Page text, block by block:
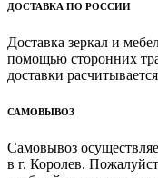
ДОСТАВКА ПО РОССИИ
Доставка зеркал и
помощью сторонних
доставки
САМОВЫВОЗ
Самовывоз
в г. Королев.